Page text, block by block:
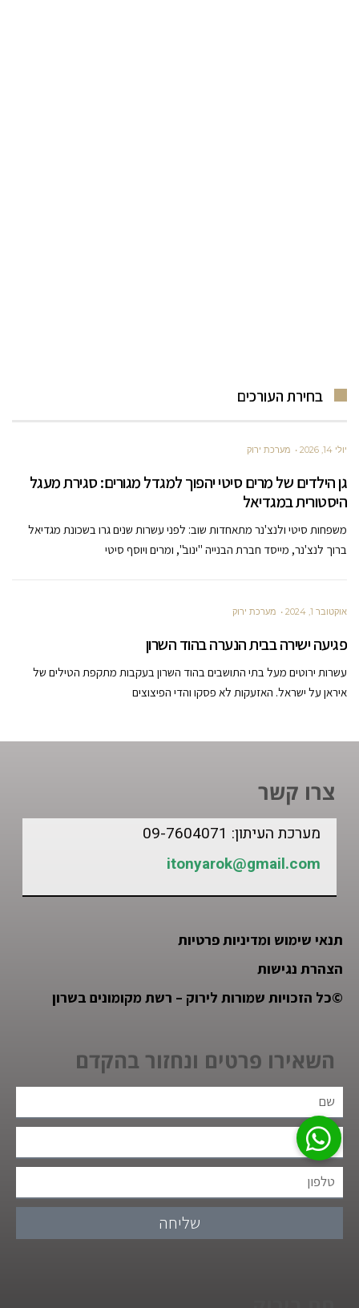
בחירת העורכים
יולי 14, 2026 מערכת ירוק
גן הילדים של מרים סיטי יהפוך למגדל מגורים: סגירת מעגל
היסטורית במגדיאל
משפחות סיטי ולנצ'נר מתאחדות שוב: לפני עשרות שנים גרו בשכונת מגדיאל
ברוך לנצ'נר, מייסד חברת הבנייה "ינוב", ומרים ויוסף סיטי
אוקטובר 1, 2024 מערכת ירוק
פגיעה ישירה בבית הנערה בהוד השרון
עשרות ירוטים מעל בתי התושבים בהוד השרון בעקבות מתקפת הטילים של
איראן על ישראל. האזעקות לא פסקו והדי הפיצוצים
צרו קשר
מערכת העיתון: 09-7604071
itonyarok@gmail.com
תנאי שימוש ומדיניות פרטיות
הצהרת נגישות
©כל הזכויות שמורות לירוק – רשת מקומונים בשרון
השאירו פרטים ונחזור בהקדם
שליחה